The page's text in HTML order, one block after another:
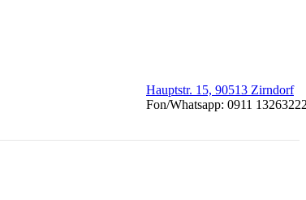
Hauptstr. 15, 90513 Zirndorf
Fon/Whatsapp: 0911